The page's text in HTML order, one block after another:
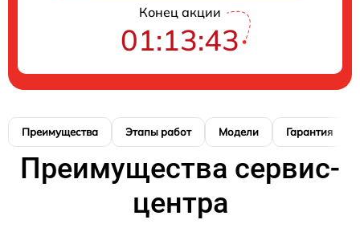
Конец акции
01:13:42
Преимущества Этапы работ Модели Гарантия
Преимущества сервис-
центра